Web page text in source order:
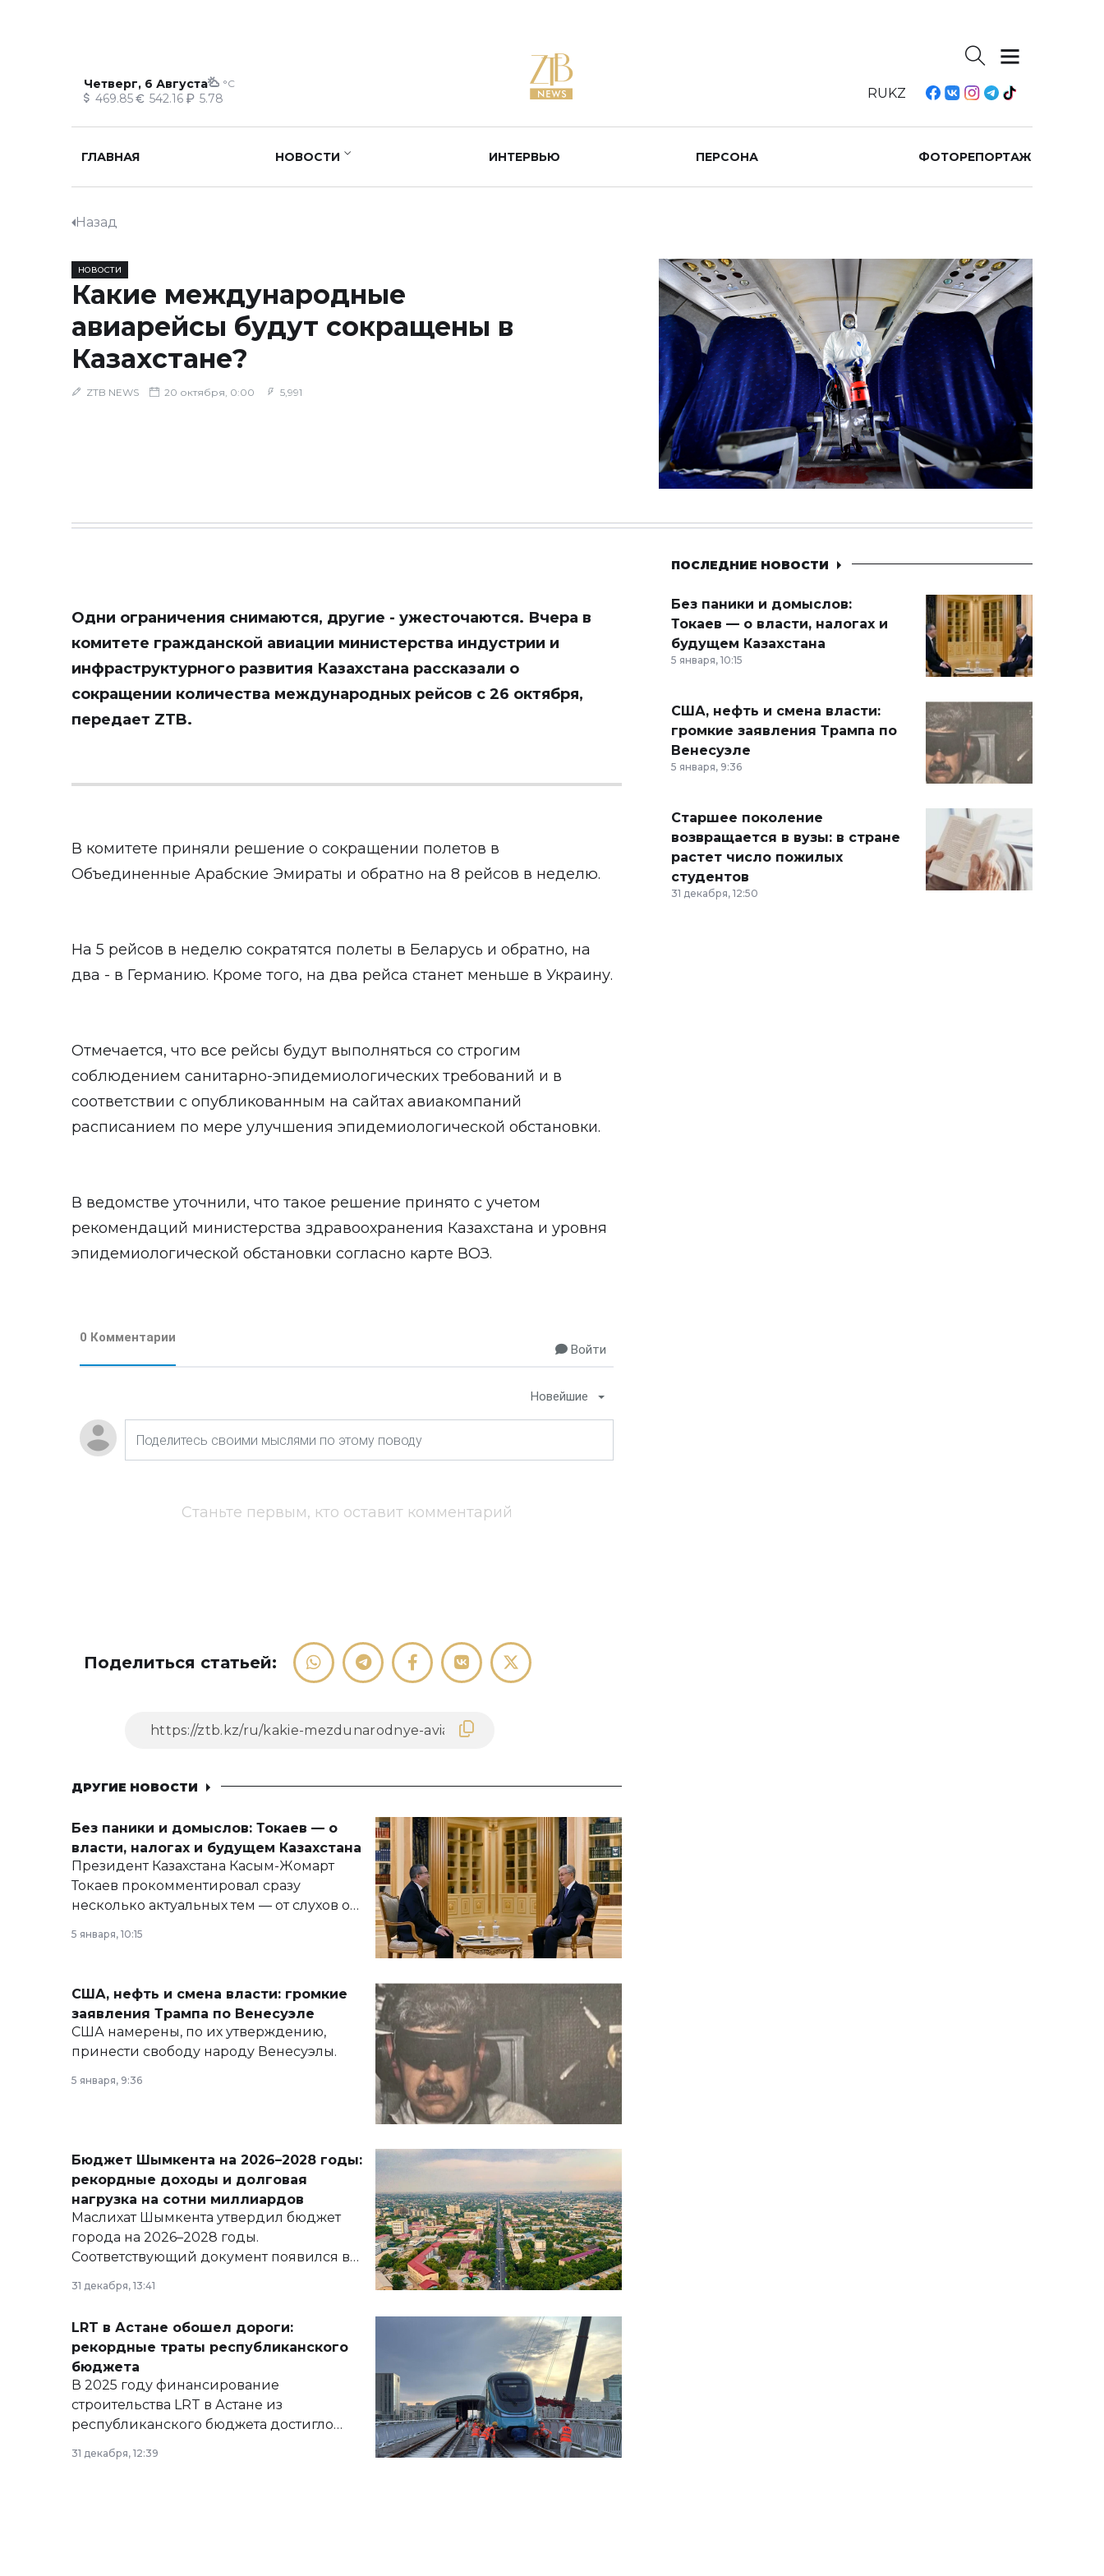
Четверг, 6 Августа °C
469.85 542.16 5.78 RUKZ
ГЛАВНАЯ НОВОСТИ ИНТЕРВЬЮ ПЕРСОНА ФОТОРЕПОРТАЖ
Назад
НОВОСТИ
Какие международные
авиарейсы будут сокращены в
Казахстане?
ZTB NEWS 20 октября, 0:00 5,991
Одни ограничения снимаются, другие - ужесточаются. Вчера в
комитете гражданской авиации министерства индустрии и
инфраструктурного развития Казахстана рассказали о
сокращении количества международных рейсов с 26 октября,
передает ZTB.
В комитете приняли решение о сокращении полетов в
Объединенные Арабские Эмираты и обратно на 8 рейсов в неделю.
На 5 рейсов в неделю сократятся полеты в Беларусь и обратно, на
два - в Германию. Кроме того, на два рейса станет меньше в Украину.
Отмечается, что все рейсы будут выполняться со строгим
соблюдением санитарно-эпидемиологических требований и в
соответствии с опубликованным на сайтах авиакомпаний
расписанием по мере улучшения эпидемиологической обстановки.
В ведомстве уточнили, что такое решение принято с учетом
рекомендаций министерства здравоохранения Казахстана и уровня
эпидемиологической обстановки согласно карте ВОЗ.
0 Комментарии
Войти
Новейшие
Станьте первым, кто оставит комментарий
Поделиться статьей:
ДРУГИЕ НОВОСТИ
Без паники и домыслов: Токаев — о
власти, налогах и будущем Казахстана
Президент Казахстана Касым-Жомарт
Токаев прокомментировал сразу
несколько актуальных тем — от слухов о
армии, экономики и личного здоровья.
5 января, 10:15
США, нефть и смена власти: громкие
заявления Трампа по Венесуэле
США намерены, по их утверждению,
принести свободу народу Венесуэлы.
5 января, 9:36
Бюджет Шымкента на 2026–2028 годы:
рекордные доходы и долговая
нагрузка на сотни миллиардов
Маслихат Шымкента утвердил бюджет
города на 2026–2028 годы.
Соответствующий документ появился в
базе нормативных правовых актов и на
сайте маслихат города.
31 декабря, 13:41
LRT в Астане обошел дороги:
рекордные траты республиканского
бюджета
В 2025 году финансирование
строительства LRT в Астане из
республиканского бюджета достигло
рекордных объемов.
31 декабря, 12:39
ПОСЛЕДНИЕ НОВОСТИ
Без паники и домыслов:
Токаев — о власти, налогах и
будущем Казахстана
5 января, 10:15
США, нефть и смена власти:
громкие заявления Трампа по
Венесуэле
5 января, 9:36
Старшее поколение
возвращается в вузы: в стране
растет число пожилых
студентов
31 декабря, 12:50